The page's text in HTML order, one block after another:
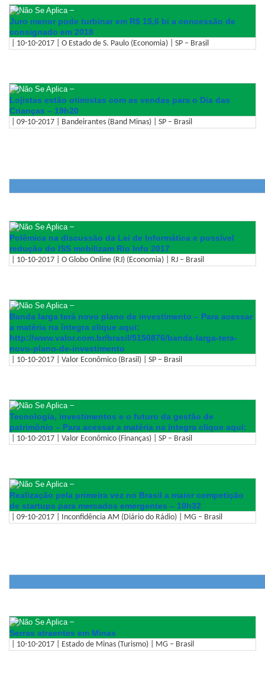
–
Juro menor pode turbinar em R$ 15,6 bi a concessão de
consignado em 2018
| 10-10-2017 | O Estado de S. Paulo (Economia) | SP – Brasil
–
Lojistas estão otimistas com as vendas para o Dia das
Crianças – 19h20
| 09-10-2017 | Bandeirantes (Band Minas) | SP – Brasil
–
Polêmica na discussão da Lei de Informática e possível
redução do ISS mobilizam Rio Info 2017
| 10-10-2017 | O Globo Online (RJ) (Economia) | RJ – Brasil
–
Banda larga terá novo plano de investimento – Para acessar
a matéria na íntegra clique aqui:
http://www.valor.com.br/brasil/5150876/banda-larga-tera-
novo-plano-de-investimento
| 10-10-2017 | Valor Econômico (Brasil) | SP – Brasil
–
Tecnologia, investimentos e o futuro da gestão de
patrimônio – Para acessar a matéria na íntegra clique aqui:
| 10-10-2017 | Valor Econômico (Finanças) | SP – Brasil
–
Realização pela primeira vez no Brasil a maior competição
de startups para mercados emergentes – 10h32
| 09-10-2017 | Inconfidência AM (Diário do Rádio) | MG – Brasil
–
Serras atraentes em Minas
| 10-10-2017 | Estado de Minas (Turismo) | MG – Brasil